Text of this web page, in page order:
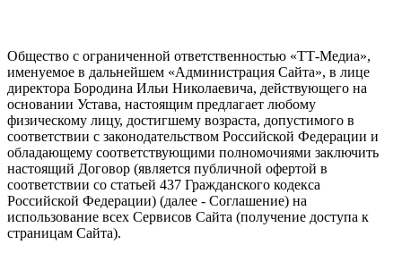
Общество с ограниченной ответственностью «ТТ-Медиа»,
именуемое в дальнейшем «Администрация Сайта», в лице
директора Бородина Ильи Николаевича, действующего на
основании Устава, настоящим предлагает любому
физическому лицу, достигшему возраста, допустимого в
соответствии с законодательством Российской Федерации и
обладающему соответствующими полномочиями заключить
настоящий Договор (является публичной офертой в
соответствии со статьей 437 Гражданского кодекса
Российской Федерации) (далее - Соглашение) на
использование всех Сервисов Сайта (получение доступа к
страницам Сайта).